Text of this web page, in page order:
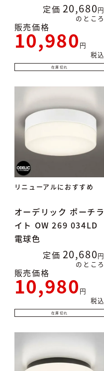
定価 20,680
のところ
販売価格
10,980
税込
在庫切れ
リニューアルにおすすめ
オーデリック ポーチラ
イト OW 269 034LD
電球色
定価 20,680
のところ
販売価格
10,980
税込
在庫切れ